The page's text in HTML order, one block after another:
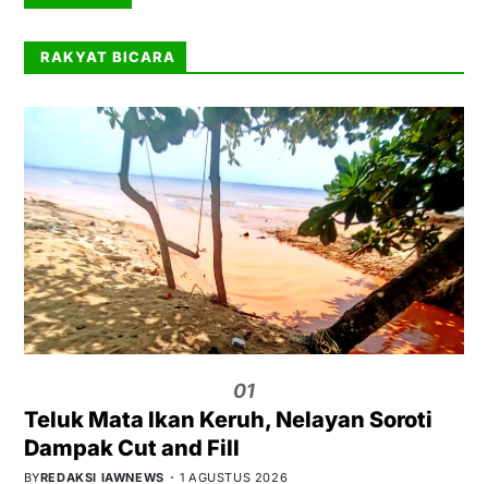
RAKYAT BICARA
01
Teluk Mata Ikan Keruh, Nelayan Soroti
Dampak Cut and Fill
BYREDAKSI IAWNEWS 1 AGUSTUS 2026